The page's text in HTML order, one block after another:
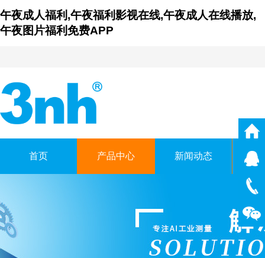
午夜成人福利,午夜福利影视在线,午夜成人在线播放,
午夜图片福利免费APP
广东午夜福利影视在线
GUANGDONG THREENH
首页 产品中心 新闻动态